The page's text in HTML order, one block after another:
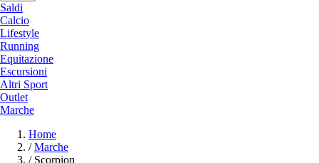
Saldi
Calcio
Lifestyle
Running
Equitazione
Escursioni
Altri Sport
Outlet
Marche
Home
/ Marche
/ Scorpion